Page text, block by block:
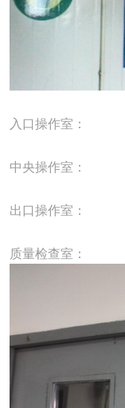
入口操作室：
中央操作室：
出口操作室：
质量检查室：